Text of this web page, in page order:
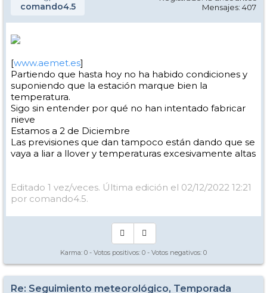
comando4.5
Mensajes: 407
[www.aemet.es]
Partiendo que hasta hoy no ha habido condiciones y
suponiendo que la estación marque bien la
temperatura.
Sigo sin entender por qué no han intentado fabricar
nieve
Estamos a 2 de Diciembre
Las previsiones que dan tampoco están dando que se
vaya a liar a llover y temperaturas excesivamente altas
Editado 1 vez/veces. Última edición el 02/12/2022 12:21
por comando4.5.
Karma: 0 - Votos positivos: 0 - Votos negativos: 0
Re: Seguimiento meteorológico, Temporada